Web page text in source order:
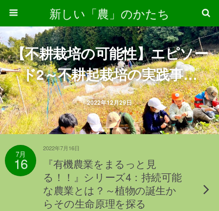
新しい「農」のかたち
2022年12月29日
【不耕栽培の可能性】エピソー
ド2～不耕起栽培の実践事例
①★大阪の学習塾が営む「農業
塾」から～
7月
16
2022年7月16日
『有機農業をまるっと見
る！！』シリーズ4：持続可能
な農業とは？～植物の誕生か
らその生命原理を探る